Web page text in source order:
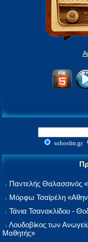
sohosfm.gr
Παντελής Θαλασσινός
Μόρφω Τσαϊρέλη
Τάνια Τσανακλίδου -
Λουδοβίκος των
Μαθητής»